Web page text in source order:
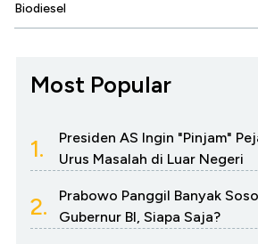
Biodiesel
Most Popular
1.
Presiden AS Ingin "Pinjam"
Urus Masalah di Luar Negeri
2.
Prabowo Panggil Banyak
Gubernur BI, Siapa Saja?